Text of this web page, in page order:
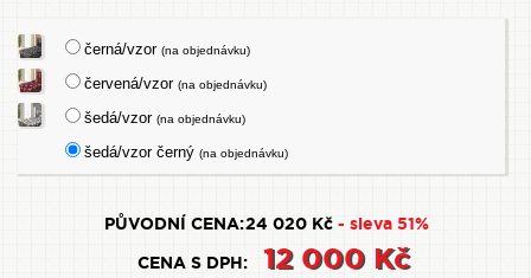
černá/vzor(na objednávku)
červená/vzor(na objednávku)
šedá/vzor(na objednávku)
šedá/vzor černý(na objednávku)
PŮVODNÍ CENA:24 020 Kč - sleva 51%
CENA S DPH:
12 000 Kč